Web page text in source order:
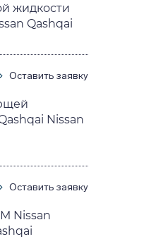
жидкости
Qashqai
Оставить заявку
Nissan
Оставить заявку
Nissan